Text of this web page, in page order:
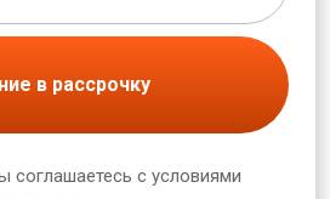
в рассрочку
соглашаетесь с условиями